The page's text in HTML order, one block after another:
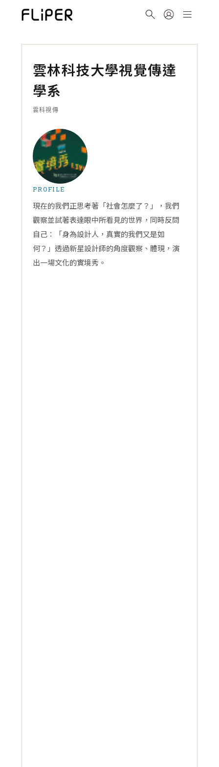
雲林科技大學視覺傳達
學系
雲科視傳
PROFILE
現在的我們正思考著「社會怎麼了？」，我們
觀察並試著表達眼中所看見的世界，同時反問
自己：「身為設計人，真實的我們又是如
何？」透過新星設計師的角度觀察、體現，演
出一場文化的實境秀。